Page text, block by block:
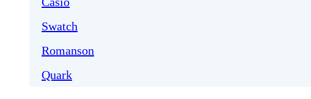
Swatch
Romanson
Quark